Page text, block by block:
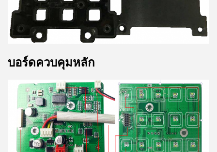
บอร์ดควบคุมหลัก